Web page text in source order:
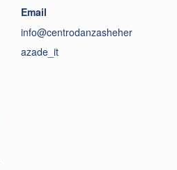
Email
info@centrodanzasheher
azade_it